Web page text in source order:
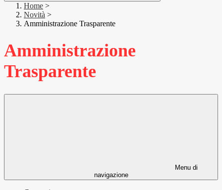
Home >
Novità >
Amministrazione Trasparente
Amministrazione
Trasparente
Menu di
navigazione